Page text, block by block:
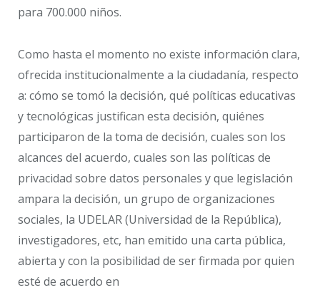
para 700.000 niños.
Como hasta el momento no existe información clara,
ofrecida institucionalmente a la ciudadanía, respecto
a: cómo se tomó la decisión, qué políticas educativas
y tecnológicas justifican esta decisión, quiénes
participaron de la toma de decisión, cuales son los
alcances del acuerdo, cuales son las políticas de
privacidad sobre datos personales y que legislación
ampara la decisión, un grupo de organizaciones
sociales, la UDELAR (Universidad de la República),
investigadores, etc, han emitido una carta pública,
abierta y con la posibilidad de ser firmada por quien
esté de acuerdo en